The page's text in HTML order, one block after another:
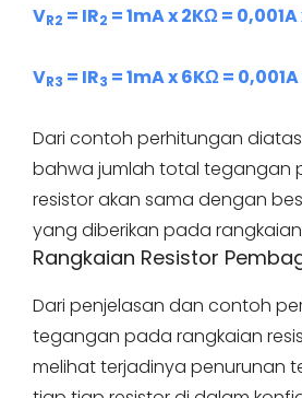
VR2 = IR2 = 1mA x 2KΩ =
VR3 = IR3 = 1mA x 6KΩ =
Dari contoh perhitungan
bahwa jumlah total tegangan
resistor akan sama dengan
yang diberikan pada rangkaian
Rangkaian Resistor
Dari penjelasan dan contoh
tegangan pada rangkaian
melihat terjadinya penurunan